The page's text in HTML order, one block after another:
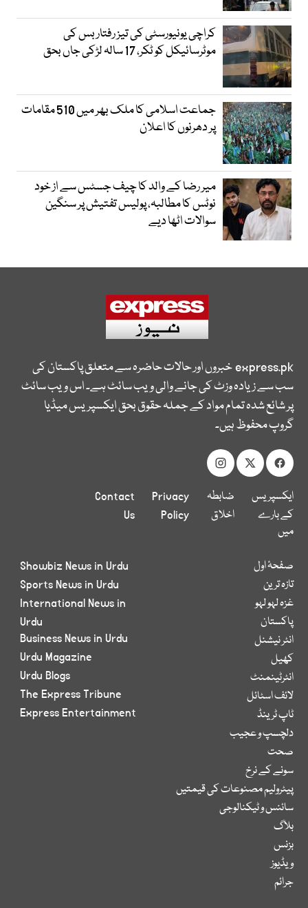
کراچی یونیورسٹی کی تیز رفتار بس کی
موٹرسائیکل کو ٹکر، 17 سالہ لڑکی جاں بحق
جماعت اسلامی کا ملک بھر میں 510 مقامات
پر دھرنوں کا اعلان
میر رضا کے والد کا چیف جسٹس سے از خود
نوٹس کا مطالبہ، پولیس تفتیش پر سنگین
سوالات اٹھا دیے
express.pkخبروں اور حالات حاضرہ سے متعلق پاکستان کی
سب سے زیادہ وزٹ کی جانے والی ویب سائٹ ہے۔ اس ویب سائٹ
پر شائع شدہ تمام مواد کے جملہ حقوق بحق ایکسپریس میڈیا
گروپ محفوظ ہیں۔
ایکسپریس
کے بارے
میں
ضابطہ
اخلاق
Privacy
Policy
Contact
Us
صفحۂ اول
تازہ ترین
غزہ لہو لہو
پاکستان
انٹر نیشنل
کھیل
انٹرٹینمنٹ
لائف اسٹائل
ٹاپ ٹرینڈ
دلچسپ و عجیب
صحت
سونے کے نرخ
پیٹرولیم مصنوعات کی قیمتیں
سائنس و ٹیکنالوجی
بلاگ
بزنس
ویڈیوز
جرائم
Showbiz News in Urdu
Sports News in Urdu
International News in
Urdu
Business News in Urdu
Urdu Magazine
Urdu Blogs
The Express Tribune
Express Entertainment